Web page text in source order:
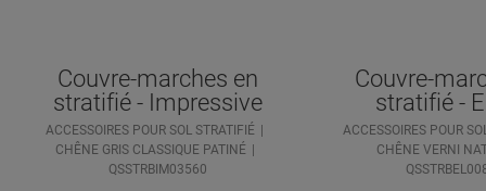
Couvre-marches en
stratifié - Impressive
ACCESSOIRES POUR SOL STRATIFIÉ
CHÊNE GRIS CLASSIQUE PATINÉ
QSSTRBIM03560
Couvre-
stratifié -
ACCESSOIRES POUR
CHÊNE VERNI